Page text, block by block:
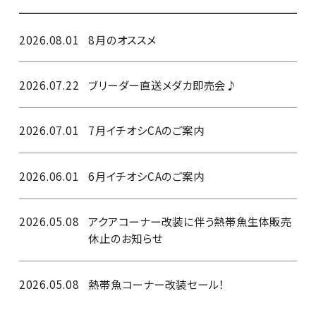
2026.08.01 8月のオススメ
2026.07.22 ブリーダー直送メダカ即売会♪
2026.07.01 7月イチオシCAのご案内
2026.06.01 6月イチオシCAのご案内
2026.05.08
アクアコーナー改装に伴う熱帯魚生体販売
休止のお知らせ
2026.05.08 熱帯魚コーナー改装セール！